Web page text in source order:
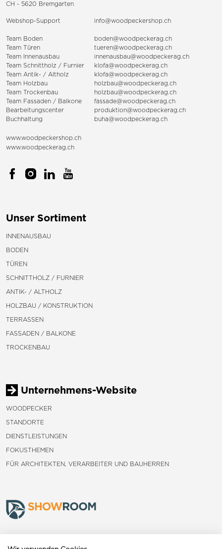
CH - 5620 Bremgarten
Webshop-Support info@woodpeckershop.ch
Team Boden
boden@woodpeckerag.ch
Team Türen
tueren@woodpeckerag.ch
Team Innenausbau
innenausbau@woodpeckerag.ch
Team Schnittholz / Furnier
klofa@woodpeckerag.ch
Team Antik- / Altholz
klofa@woodpeckerag.ch
Team Holzbau
holzbau@woodpeckerag.ch
Team Trockenbau
holzbau@woodpeckerag.ch
Team Fassaden / Balkone
fassade@woodpeckerag.ch
Bearbeitungscenter
produktion@woodpeckerag.ch
Buchhaltung
buha@woodpeckerag.ch
www.woodpeckershop.ch
www.woodpeckerag.ch
Unser Sortiment
INNENAUSBAU
BODEN
TÜREN
SCHNITTHOLZ / FURNIER
ANTIK- / ALTHOLZ
HOLZBAU / KONSTRUKTION
TERRASSEN
FASSADEN / BALKONE
TROCKENBAU
Unternehmens-Website
WOODPECKER
STANDORTE
DIENSTLEISTUNGEN
FOKUSTHEMEN
FÜR ARCHITEKTEN, VERARBEITER UND BAUHERREN